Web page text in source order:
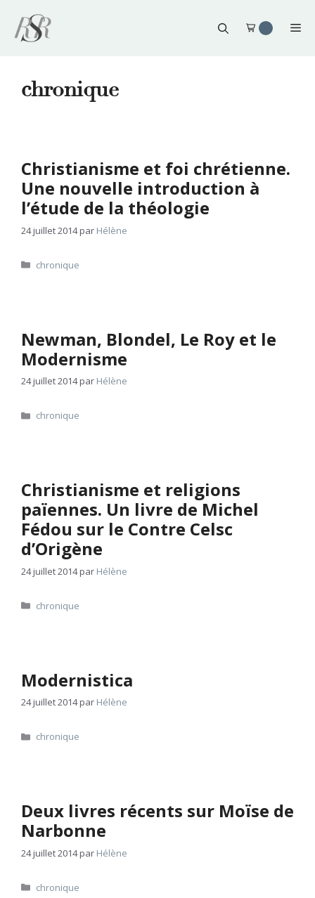
contenu
chronique
Christianisme et foi chrétienne.
Une nouvelle introduction à
l’étude de la théologie
24 juillet 2014par Hélène
Catégories
chronique
Newman, Blondel, Le Roy et le
Modernisme
24 juillet 2014par Hélène
Catégories
chronique
Christianisme et religions
païennes. Un livre de Michel
Fédou sur le Contre Celsc
d’Origène
24 juillet 2014par Hélène
Catégories
chronique
Modernistica
24 juillet 2014par Hélène
Catégories
chronique
Deux livres récents sur Moïse de
Narbonne
24 juillet 2014par Hélène
Catégories
chronique